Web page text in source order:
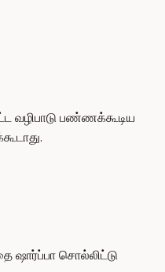
வழிபாடு பண்ணக்கூடிய
ஷார்ப்பா சொல்லிட்டு